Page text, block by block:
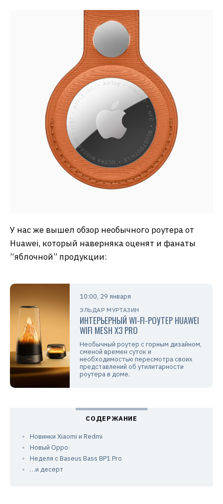
У нас же вышел обзор необычного роутера от
Huawei, который наверняка оценят и фанаты
“яблочной” продукции:
10:00, 29 января
ЭЛЬДАР МУРТАЗИН
ИНТЕРЬЕРНЫЙ WI-FI-РОУТЕР HUAWEI
WIFI MESH X3 PRO
Необычный роутер с горным дизайном,
сменой времен суток и
необходимостью пересмотра своих
представлений об утилитарности
роутера в доме.
Новинки Xiaomi и Redmi
Новый Oppo
Неделя с Baseus Bass BP1 Pro
…и десерт